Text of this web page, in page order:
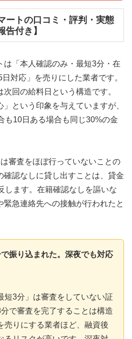
ートの口コミ・評判・実態
告付き】
は「本人確認のみ・最短3分・在
対応」を売りにした業者です。
回の給料日という構造です。
」という印象を与えていますが、
も10日ある場合も同じ30%の金
審査をほぼ行っていないことの
確認なしに貸し出すことは、貸金
します。在籍確認なしを謳いな
緊急連絡先への接触が行われたと
で振り込まれた。深夜でも対応
短3分」は審査をしていない証
で審査を完了することは構造
売りにする業者ほど、融資後